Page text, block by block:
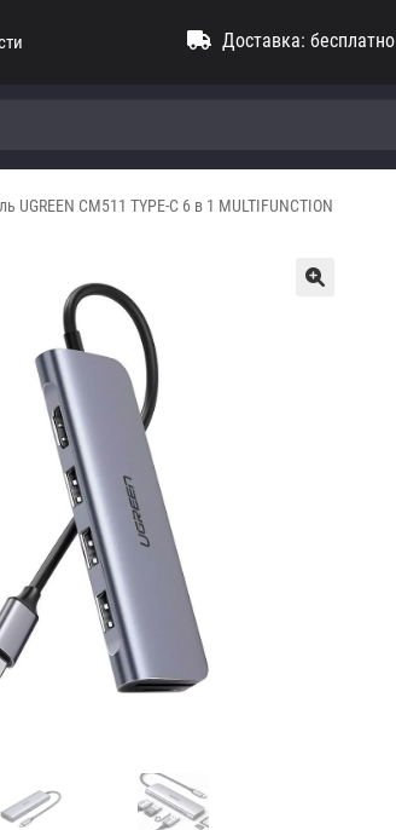
Доставка: бесплатно
UGREEN CM511 TYPE-C 6 в 1 MULTIFUNCTION